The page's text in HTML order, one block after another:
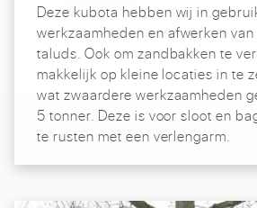
Deze kubota hebben wij in
werkzaamheden en afwerken
taluds. Ook om zandbakken te
makkelijk op kleine locaties in te
wat zwaardere werkzaamheden
5 tonner. Deze is voor sloot en
te rusten met een verlengarm.